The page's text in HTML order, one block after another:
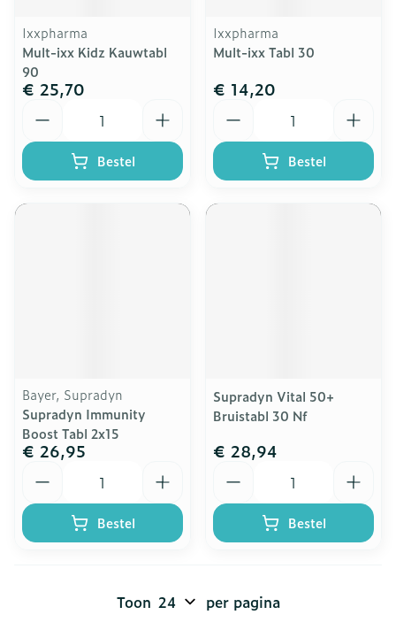
Ixxpharma
Mult-ixx Kidz Kauwtabl
90
€ 25,70
Bestel
Ixxpharma
Mult-ixx Tabl 30
€ 14,20
Bestel
Bayer, Supradyn
Supradyn Immunity
Boost Tabl 2x15
€ 26,95
Bestel
Supradyn Vital 50+
Bruistabl 30 Nf
€ 28,94
Bestel
Toon per pagina